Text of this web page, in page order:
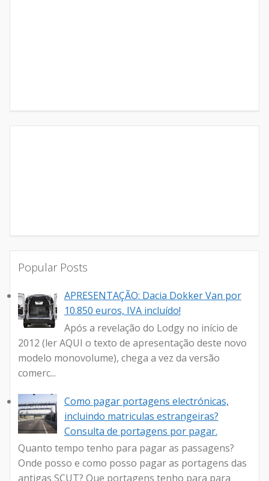
Popular Posts
APRESENTAÇÃO: Dacia Dokker Van por
10.850 euros, IVA incluído!
Após a revelação do Lodgy no início de
2012 (ler AQUI o texto de apresentação deste novo
modelo monovolume), chega a vez da versão
comerc...
Como pagar portagens electrónicas,
incluindo matriculas estrangeiras?
Consulta de portagens por pagar.
Quanto tempo tenho para pagar as passagens?
Onde posso e como posso pagar as portagens das
antigas SCUT? Que portagens tenho para para